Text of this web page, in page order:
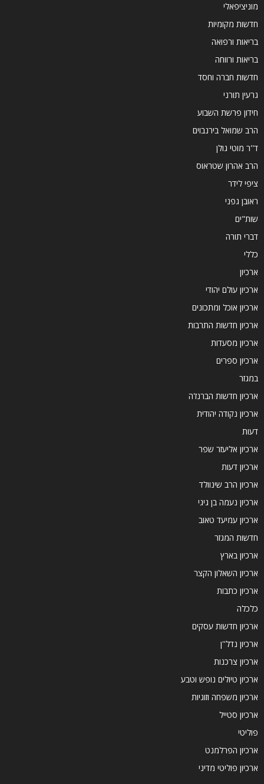
מוניציפאלי
חדשות מקומיות
בריאות ורפואה
בריאות ורווחה
חדשות חברה וחסד
גרעין תורני
חידון פרשת השבוע
הרב שמואל בירנבוים
ד''ר מוטי גולן
הרב אהרון שטראוס
ציפי לידר
ראובן גפני
שות"ים
דברי תורה
כללי
ארכיון
ארכיון עולם יהודי
ארכיון אוכל ומתכונים
ארכיון חדשות התרבות
ארכיון מסעדות
ארכיון ספרים
במגזר
ארכיון חדשות הברנז'ה
ארכיון נקודה יהודית
דעות
ארכיון אליעזר שפר
ארכיון דעות
ארכיון הרב שינוולד
ארכיון נעמה בן גיגי
ארכיון עמיעד טאוב
חדשות המגזר
ארכיון בארץ
ארכיון השאלון הקצר
ארכיון כתבות
כלכלה
ארכיון חדשות עסקים
ארכיון נדל''ן
ארכיון צרכנות
ארכיון טיולים נופש וטבע
ארכיון משפחה וזוגיות
ארכיון סטייל
פוליטי
ארכיון הפרלמנט
ארכיון פוליטי מדיני